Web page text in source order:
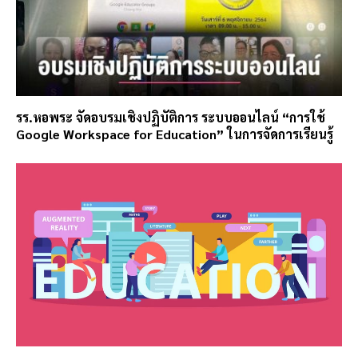
รร.หอพระ จัดอบรมเชิงปฏิบัติการ ระบบออนไลน์ “การใช้
Google Workspace for Education” ในการจัดการเรียนรู้